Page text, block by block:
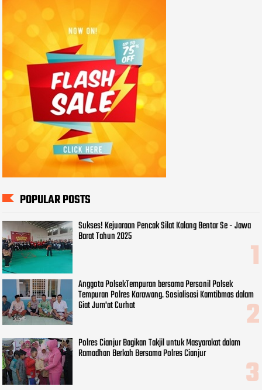
POPULAR POSTS
Sukses! Kejuaraan Pencak Silat Kalang Bentar Se - Jawa
Barat Tahun 2025
Anggota PolsekTempuran bersama Personil Polsek
Tempuran Polres Karawang. Sosialisasi Kamtibmas dalam
Giat Jum'at Curhat
Polres Cianjur Bagikan Takjil untuk Masyarakat dalam
Ramadhan Berkah Bersama Polres Cianjur